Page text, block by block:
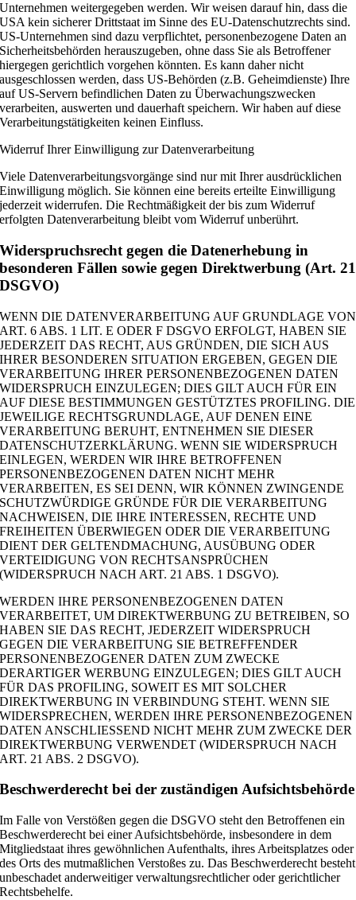
Unternehmen weitergegeben werden. Wir weisen darauf hin, dass die
USA kein sicherer Drittstaat im Sinne des EU-Datenschutzrechts sind.
US-Unternehmen sind dazu verpflichtet, personenbezogene Daten an
Sicherheitsbehörden herauszugeben, ohne dass Sie als Betroffener
hiergegen gerichtlich vorgehen könnten. Es kann daher nicht
ausgeschlossen werden, dass US-Behörden (z.B. Geheimdienste) Ihre
auf US-Servern befindlichen Daten zu Überwachungszwecken
verarbeiten, auswerten und dauerhaft speichern. Wir haben auf diese
Verarbeitungstätigkeiten keinen Einfluss.
Widerruf Ihrer Einwilligung zur Datenverarbeitung
Viele Datenverarbeitungsvorgänge sind nur mit Ihrer ausdrücklichen
Einwilligung möglich. Sie können eine bereits erteilte Einwilligung
jederzeit widerrufen. Die Rechtmäßigkeit der bis zum Widerruf
erfolgten Datenverarbeitung bleibt vom Widerruf unberührt.
Widerspruchsrecht gegen die Datenerhebung in
besonderen Fällen sowie gegen Direktwerbung (Art. 21
DSGVO)
WENN DIE DATENVERARBEITUNG AUF GRUNDLAGE VON
ART. 6 ABS. 1 LIT. E ODER F DSGVO ERFOLGT, HABEN SIE
JEDERZEIT DAS RECHT, AUS GRÜNDEN, DIE SICH AUS
IHRER BESONDEREN SITUATION ERGEBEN, GEGEN DIE
VERARBEITUNG IHRER PERSONENBEZOGENEN DATEN
WIDERSPRUCH EINZULEGEN; DIES GILT AUCH FÜR EIN
AUF DIESE BESTIMMUNGEN GESTÜTZTES PROFILING. DIE
JEWEILIGE RECHTSGRUNDLAGE, AUF DENEN EINE
VERARBEITUNG BERUHT, ENTNEHMEN SIE DIESER
DATENSCHUTZERKLÄRUNG. WENN SIE WIDERSPRUCH
EINLEGEN, WERDEN WIR IHRE BETROFFENEN
PERSONENBEZOGENEN DATEN NICHT MEHR
VERARBEITEN, ES SEI DENN, WIR KÖNNEN ZWINGENDE
SCHUTZWÜRDIGE GRÜNDE FÜR DIE VERARBEITUNG
NACHWEISEN, DIE IHRE INTERESSEN, RECHTE UND
FREIHEITEN ÜBERWIEGEN ODER DIE VERARBEITUNG
DIENT DER GELTENDMACHUNG, AUSÜBUNG ODER
VERTEIDIGUNG VON RECHTSANSPRÜCHEN
(WIDERSPRUCH NACH ART. 21 ABS. 1 DSGVO).
WERDEN IHRE PERSONENBEZOGENEN DATEN
VERARBEITET, UM DIREKTWERBUNG ZU BETREIBEN, SO
HABEN SIE DAS RECHT, JEDERZEIT WIDERSPRUCH
GEGEN DIE VERARBEITUNG SIE BETREFFENDER
PERSONENBEZOGENER DATEN ZUM ZWECKE
DERARTIGER WERBUNG EINZULEGEN; DIES GILT AUCH
FÜR DAS PROFILING, SOWEIT ES MIT SOLCHER
DIREKTWERBUNG IN VERBINDUNG STEHT. WENN SIE
WIDERSPRECHEN, WERDEN IHRE PERSONENBEZOGENEN
DATEN ANSCHLIESSEND NICHT MEHR ZUM ZWECKE DER
DIREKTWERBUNG VERWENDET (WIDERSPRUCH NACH
ART. 21 ABS. 2 DSGVO).
Beschwerderecht bei der zuständigen Aufsichtsbehörde
Im Falle von Verstößen gegen die DSGVO steht den Betroffenen ein
Beschwerderecht bei einer Aufsichtsbehörde, insbesondere in dem
Mitgliedstaat ihres gewöhnlichen Aufenthalts, ihres Arbeitsplatzes oder
des Orts des mutmaßlichen Verstoßes zu. Das Beschwerderecht besteht
unbeschadet anderweitiger verwaltungsrechtlicher oder gerichtlicher
Rechtsbehelfe.